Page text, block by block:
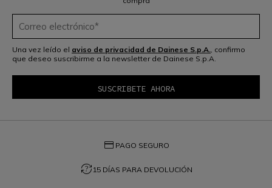
Una vez leído el aviso de privacidad de Dainese S.p.A., confirmo
que deseo suscribirme a la newsletter de Dainese S.p.A.
credit_card PAGO SEGURO
question_exchange 15 DÍAS PARA DEVOLUCIÓN